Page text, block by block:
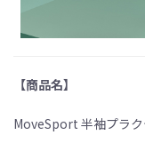
【商品名】
MoveSport 半袖プラ